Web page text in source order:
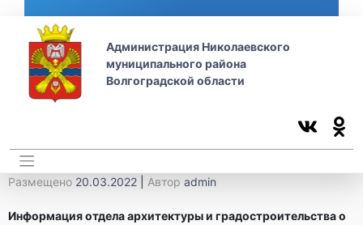
Администрация Николаевского
муниципального района
Волгоградской области
Размещено 20.03.2022 Автор admin
Информация отдела архитектуры и градостроительства о